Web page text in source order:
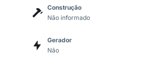
Construção
Não informado
Gerador
Não